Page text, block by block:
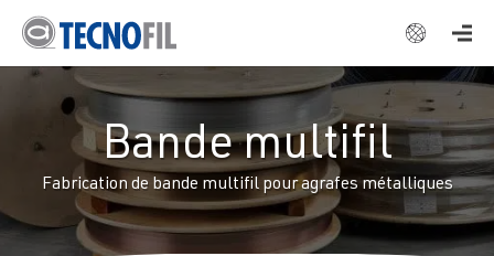
ENGLISH
ESPAÑOL
DEUTSCH
FRANÇAIS
ITALIANO
Bande multifil
Fabrication de bande multifil pour agrafes métalliques